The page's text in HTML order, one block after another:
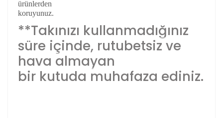
ürünlerden
koruyunuz.
**Takınızı kullanmadığınız
süre içinde, rutubetsiz ve
hava almayan
bir kutuda muhafaza ediniz.